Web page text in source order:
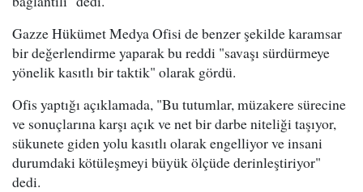
Gazze Hükümet Medya Ofisi de benzer şekilde karamsar
bir değerlendirme yaparak bu reddi "savaşı sürdürmeye
yönelik kasıtlı bir taktik" olarak gördü.
Ofis yaptığı açıklamada, "Bu tutumlar, müzakere sürecine
ve sonuçlarına karşı açık ve net bir darbe niteliği taşıyor,
sükunete giden yolu kasıtlı olarak engelliyor ve insani
durumdaki kötüleşmeyi büyük ölçüde derinleştiriyor"
dedi.